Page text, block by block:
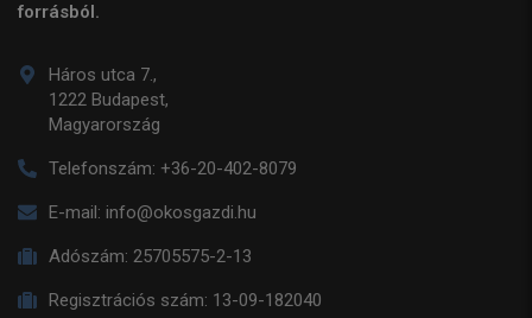
forrásból.
Háros utca 7.,
1222 Budapest,
Magyarország
Telefonszám: +36-20-402-8079
E-mail: info@okosgazdi.hu
Adószám: 25705575-2-13
Regisztrációs szám: 13-09-182040